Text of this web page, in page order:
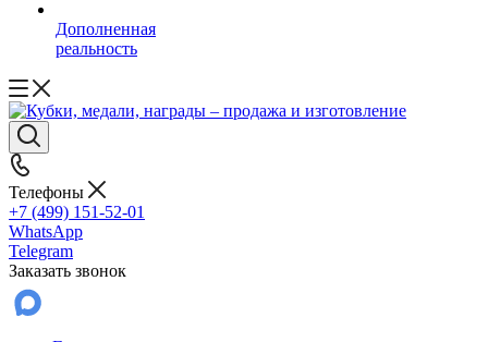
Дополненная
реальность
Телефоны
+7 (499) 151-52-01
WhatsApp
Telegram
Заказать звонок